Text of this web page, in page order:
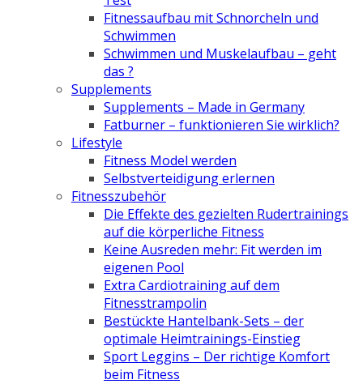
Fitnessaufbau mit Schnorcheln und
Schwimmen
Schwimmen und Muskelaufbau – geht
das ?
Supplements
Supplements – Made in Germany
Fatburner – funktionieren Sie wirklich?
Lifestyle
Fitness Model werden
Selbstverteidigung erlernen
Fitnesszubehör
Die Effekte des gezielten Rudertrainings
auf die körperliche Fitness
Keine Ausreden mehr: Fit werden im
eigenen Pool
Extra Cardiotraining auf dem
Fitnesstrampolin
Bestückte Hantelbank-Sets – der
optimale Heimtrainings-Einstieg
Sport Leggins – Der richtige Komfort
beim Fitness